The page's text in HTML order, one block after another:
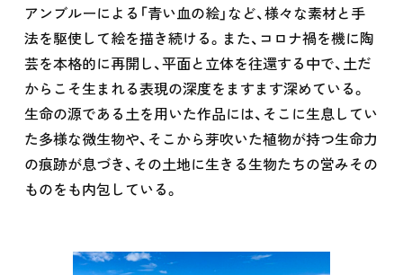
アンブルーによる「青い血の絵」など、様々な素材と手
法を駆使して絵を描き続ける。また、コロナ禍を機に陶
芸を本格的に再開し、平面と立体を往還する中で、土だ
からこそ生まれる表現の深度をますます深めている。
生命の源である土を用いた作品には、そこに生息してい
た多様な微生物や、そこから芽吹いた植物が持つ生命力
の痕跡が息づき、その土地に生きる生物たちの営みその
ものをも内包している。